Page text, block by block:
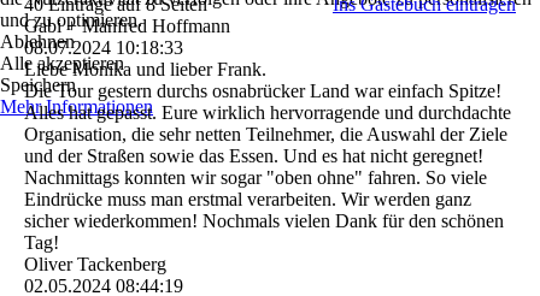
40 Einträge auf 8 Seiten
Ins Gästebuch eintragen
Gabi + Manfred Hoffmann
08.07.2024 10:18:33
Liebe Monika und lieber Frank.
Die Tour gestern durchs osnabrücker Land war einfach Spitze!
Alles hat gepasst. Eure wirklich hervorragende und durchdachte
Organisation, die sehr netten Teilnehmer, die Auswahl der Ziele
und der Straßen sowie das Essen. Und es hat nicht geregnet!
Nachmittags konnten wir sogar "oben ohne" fahren. So viele
Eindrücke muss man erstmal verarbeiten. Wir werden ganz
sicher wiederkommen! Nochmals vielen Dank für den schönen
Tag!
Oliver Tackenberg
02.05.2024 08:44:19
und zu optimieren.
Ablehnen
Alle akzeptieren
Speichern
Mehr Informationen